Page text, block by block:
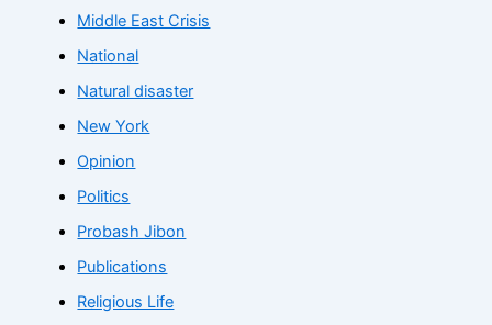
Middle East Crisis
National
Natural disaster
New York
Opinion
Politics
Probash Jibon
Publications
Religious Life